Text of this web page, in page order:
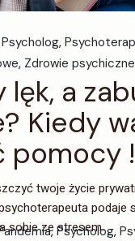
Psycholog
Zdrowie psychiczne
lęk, a
Kiedy
pomocy !
twoje życie
podaje
sobie ze stresem.
Psycholog